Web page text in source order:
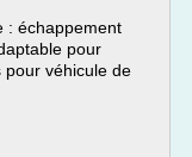
: échappement
pour
pour véhicule de